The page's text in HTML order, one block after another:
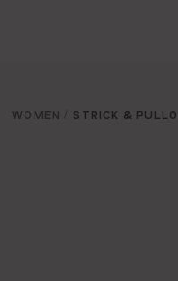
WOMEN STRICK &